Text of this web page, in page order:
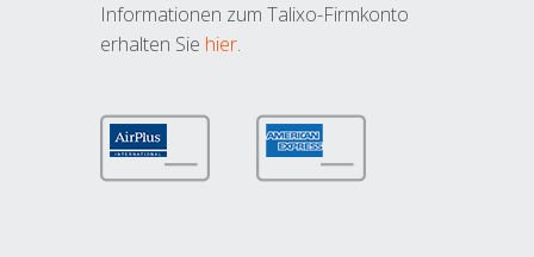
Informationen zum Talixo-Firmkonto
erhalten Sie hier.